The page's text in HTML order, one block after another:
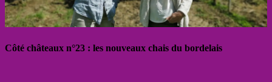
Côté châteaux n°23 : les nouveaux chais du bordelais